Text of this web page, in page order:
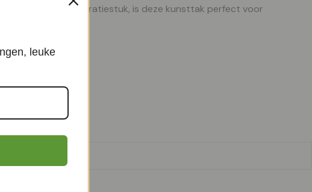
elke vaas of decoratiestuk, is deze kunsttak perfect voor
leuke